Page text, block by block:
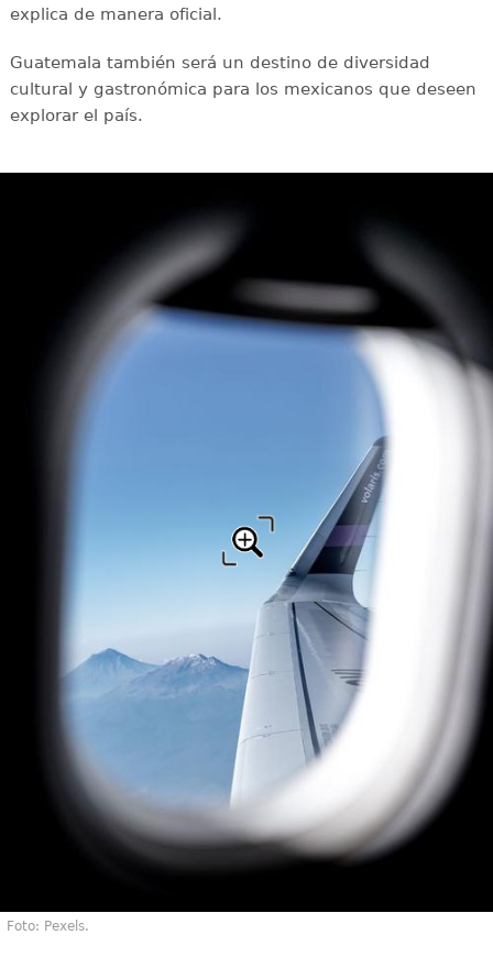
explica de manera oficial.
Guatemala también será un destino de diversidad
cultural y gastronómica para los mexicanos que deseen
explorar el país.
Foto: Pexels.